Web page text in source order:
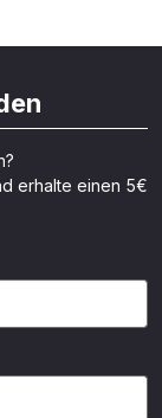
erhalte einen 5€